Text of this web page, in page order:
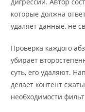
дигрессий. Автор
которые должна
удаляет данные, не
Проверка каждого
убирает
суть, его удаляют.
делает контент
необходимости